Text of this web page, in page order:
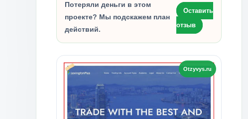
Потеряли деньги в этом
проекте? Мы подскажем план
действий.
Оставить
отзыв